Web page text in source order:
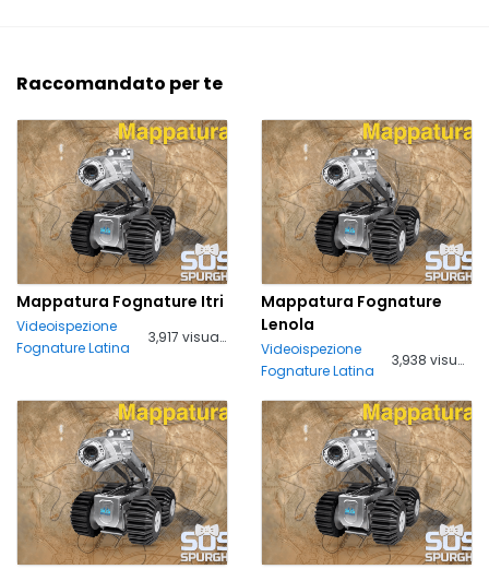
Raccomandato per te
Mappatura Fognature Itri
Videoispezione
Fognature Latina
3,917 visualizzazioni
Mappatura Fognature
Lenola
Videoispezione
Fognature Latina
3,938 visualizzazioni